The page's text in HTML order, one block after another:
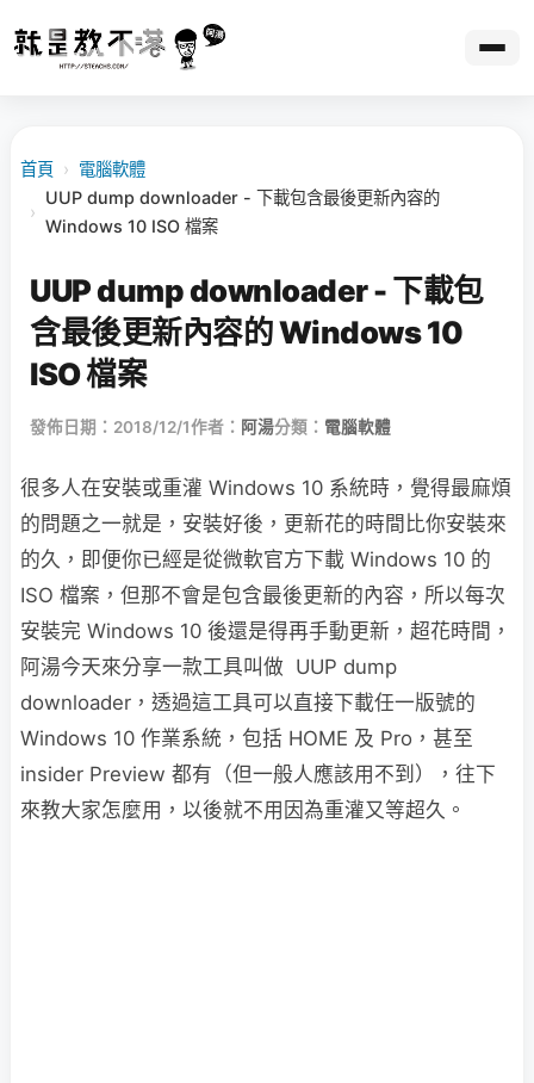
首頁 › 電腦軟體
›
UUP dump downloader - 下載包含最後更新內容的
Windows 10 ISO 檔案
UUP dump downloader - 下載包
含最後更新內容的 Windows 10
ISO 檔案
發佈日期：2018/12/1作者： 阿湯分類： 電腦軟體
很多人在安裝或重灌 Windows 10 系統時，覺得最麻煩
的問題之一就是，安裝好後，更新花的時間比你安裝來
的久，即便你已經是從微軟官方下載 Windows 10 的
ISO 檔案，但那不會是包含最後更新的內容，所以每次
安裝完 Windows 10 後還是得再手動更新，超花時間，
阿湯今天來分享一款工具叫做 UUP dump
downloader，透過這工具可以直接下載任一版號的
Windows 10 作業系統，包括 HOME 及 Pro，甚至
insider Preview 都有（但一般人應該用不到），往下
來教大家怎麼用，以後就不用因為重灌又等超久。